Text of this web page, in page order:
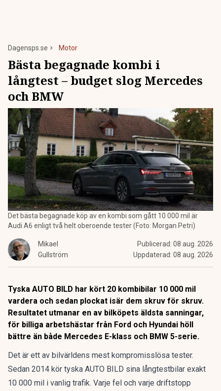
Dagensps.se Motor
Bästa begagnade kombi i
långtest – budget slog Mercedes
och BMW
Det bästa begagnade köp av en kombi som gått 10 000 mil är
Audi A6 enligt två helt oberoende tester (Foto: Morgan Petri)
Mikael
Gullström
Publicerad: 08 aug. 2026
Uppdaterad: 08 aug. 2026
Tyska AUTO BILD har kört 20 kombibilar 10 000 mil
vardera och sedan plockat isär dem skruv för skruv.
Resultatet utmanar en av bilköpets äldsta sanningar,
för billiga arbetshästar från Ford och Hyundai höll
bättre än både Mercedes E-klass och BMW 5-serie.
Det är ett av bilvärldens mest kompromisslösa tester.
Sedan 2014 kör tyska AUTO BILD sina långtestbilar exakt
10 000 mil i vanlig trafik. Varje fel och varje driftstopp